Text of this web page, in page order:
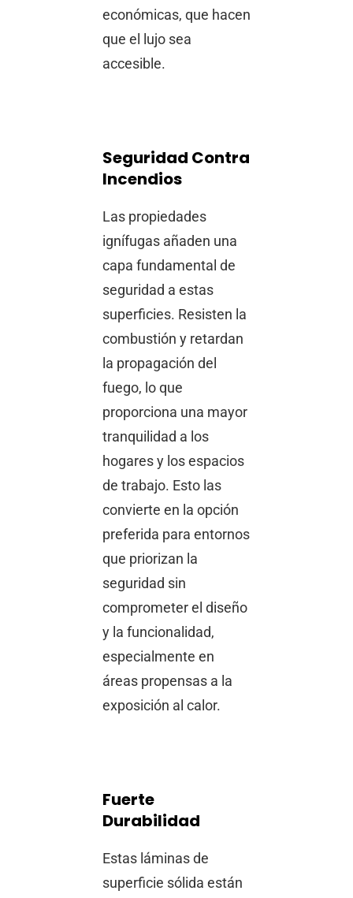
económicas, que hacen
que el lujo sea
accesible.
Seguridad Contra
Incendios
Las propiedades
ignífugas añaden una
capa fundamental de
seguridad a estas
superficies. Resisten la
combustión y retardan
la propagación del
fuego, lo que
proporciona una mayor
tranquilidad a los
hogares y los espacios
de trabajo. Esto las
convierte en la opción
preferida para entornos
que priorizan la
seguridad sin
comprometer el diseño
y la funcionalidad,
especialmente en
áreas propensas a la
exposición al calor.
Fuerte
Durabilidad
Estas láminas de
superficie sólida están